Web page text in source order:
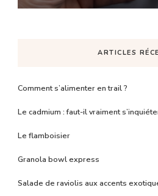
ARTICLES
Comment s’alimenter en trail ?
Le cadmium : faut-il vraiment
Le flamboisier
Granola bowl express
Salade de raviolis aux accents